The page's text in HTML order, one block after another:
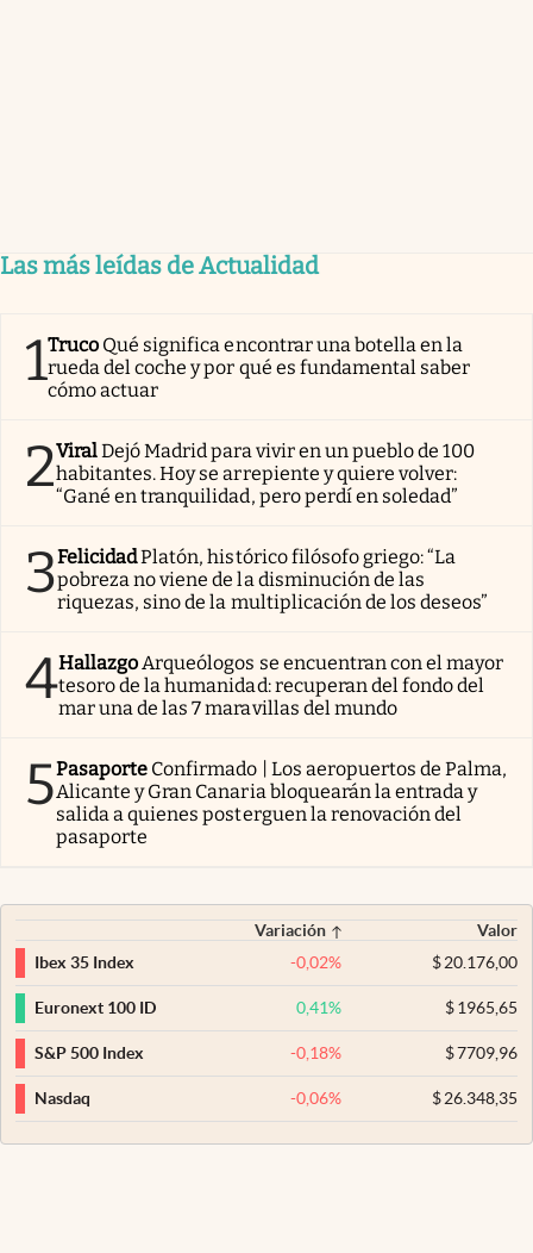
Las más leídas de Actualidad
1Truco Qué significa encontrar una botella en la
rueda del coche y por qué es fundamental saber
cómo actuar
2ViralDejó Madrid para vivir en un pueblo de 100
habitantes. Hoy se arrepiente y quiere volver:
“Gané en tranquilidad, pero perdí en soledad”
3FelicidadPlatón, histórico filósofo griego: “La
pobreza no viene de la disminución de las
riquezas, sino de la multiplicación de los deseos”
4Hallazgo Arqueólogos se encuentran con el mayor
tesoro de la humanidad: recuperan del fondo del
mar una de las 7 maravillas del mundo
5Pasaporte Confirmado | Los aeropuertos de Palma,
Alicante y Gran Canaria bloquearán la entrada y
salida a quienes posterguen la renovación del
pasaporte
Variación
Valor
Ibex 35 Index
-0,02% $20.176,00
Euronext 100 ID 0,41% $1965,65
S&P 500 Index -0,18% $7709,96
Nasdaq -0,06% $26.348,35